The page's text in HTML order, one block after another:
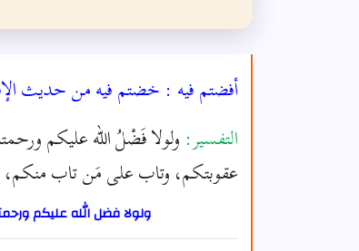
أفضتم فيه : خضتم فيه من حديث
التفسير: ولولا فَضْلُ الله عليكم
عقوبتكم، وتاب على مَن تاب
ولولا فضل الله عليكم